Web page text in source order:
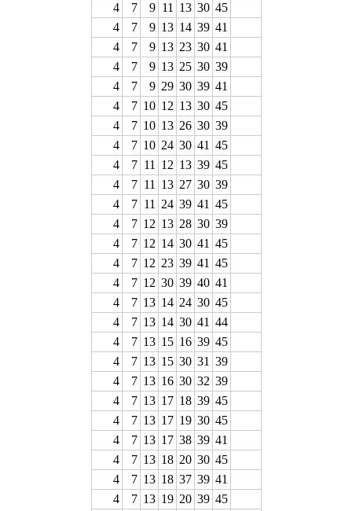
4
7 9 11 13 30 45
4
7 9 13 14 39 41
4
7 9 13 23 30 41
4
7 9 13 25 30 39
4
7 9 29 30 39 41
4
7 10 12 13 30 45
4
7 10 13 26 30 39
4
7 10 24 30 41 45
4
7 11 12 13 39 45
4
7 11 13 27 30 39
4
7 11 24 39 41 45
4
7 12 13 28 30 39
4
7 12 14 30 41 45
4
7 12 23 39 41 45
4
7 12 30 39 40 41
4
7 13 14 24 30 45
4
7 13 14 30 41 44
4
7 13 15 16 39 45
4
7 13 15 30 31 39
4
7 13 16 30 32 39
4
7 13 17 18 39 45
4
7 13 17 19 30 45
4
7 13 17 38 39 41
4
7 13 18 20 30 45
4
7 13 18 37 39 41
4
7 13 19 20 39 45